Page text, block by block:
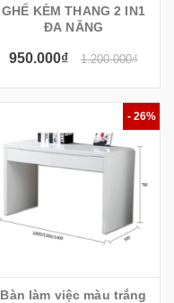
GHẾ KÈM THANG 2 IN1
ĐA NĂNG
950.000₫ 1.200.000₫
- 26%
Bàn làm việc màu trắng